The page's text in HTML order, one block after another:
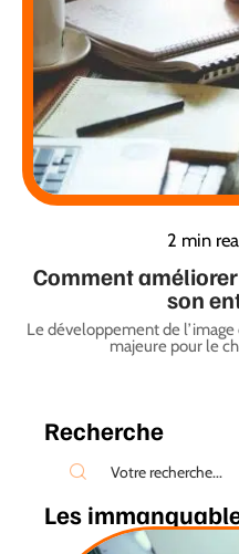
2 min
Comment
son
Le développement de
majeure pour le
Recherche
Les